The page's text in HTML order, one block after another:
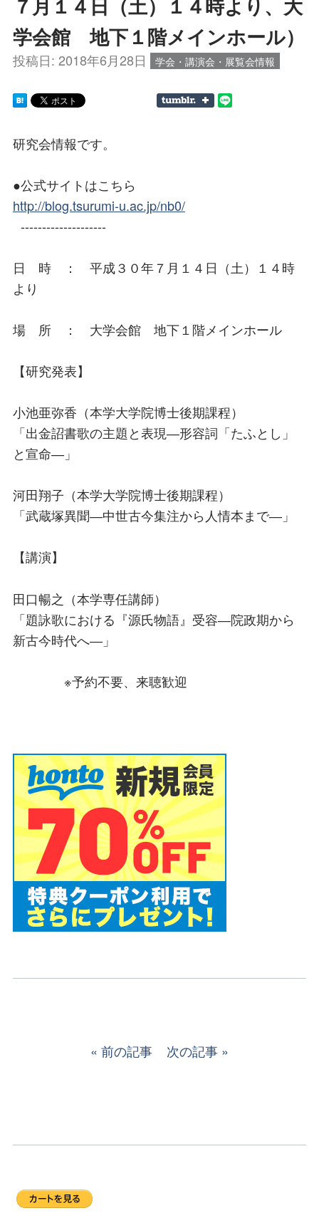
学会館 地下１階メインホール）
投稿日: 2018年6月28日 学会・講演会・展覧会情報
研究会情報です。
●公式サイトはこちら
http://blog.tsurumi-u.ac.jp/nb0/
--------------------
日 時 ： 平成３０年７月１４日（土）１４時
より
場 所 ： 大学会館 地下１階メインホール
【研究発表】
小池亜弥香（本学大学院博士後期課程）
「出金詔書歌の主題と表現―形容詞「たふとし」
と宣命―」
河田翔子（本学大学院博士後期課程）
「武蔵塚異聞―中世古今集注から人情本まで―」
【講演】
田口暢之（本学専任講師）
「題詠歌における『源氏物語』受容―院政期から
新古今時代へ―」
※予約不要、来聴歓迎
前の記事 次の記事